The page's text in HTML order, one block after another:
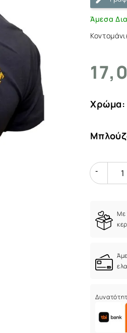
|
Άμεσα
Χρώμα:
Quantity
Με